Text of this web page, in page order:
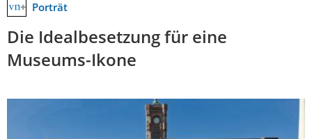
Porträt
Die Idealbesetzung für eine
Museums-Ikone